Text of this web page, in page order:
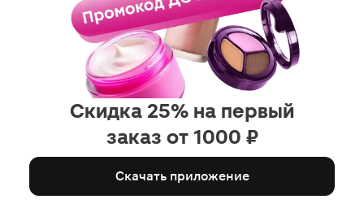
Скидка 25% на первый
заказ от 1000 ₽
Скачать приложение